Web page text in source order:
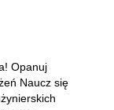
Opanuj
Naucz się